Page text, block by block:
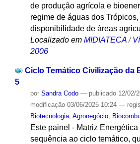
de produção agrícola e
regime de águas dos
disponibilidade de áreas
Localizado em MIDIATECA /
2006
Ciclo Temático Civilização da
5
por Sandra Codo — publicado12/02/
modificação03/06/2025 10:24 —
Biotecnologia, Agronegócio,
Este painel - Matriz
sequência ao ciclo temático,